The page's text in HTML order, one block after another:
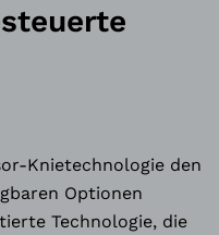
Knietechnologie den
Optionen
Technologie, die